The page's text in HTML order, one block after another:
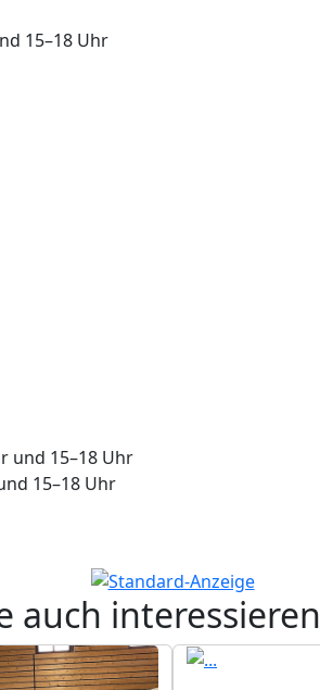
15–18 Uhr
und 15–18 Uhr
15–18 Uhr
auch interessieren